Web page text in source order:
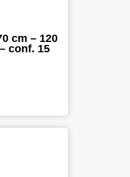
cm – 120
conf. 15